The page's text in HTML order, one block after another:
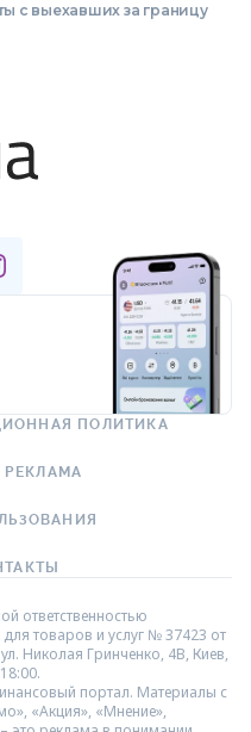
с выехавших за границу
ПОЛИТИКА
РЕКЛАМА
ответственностью
товаров и услуг № 37423 от
Николая Гринченко, 4В, Киев,
портал. Материалы с
«Акция», «Мнение»,